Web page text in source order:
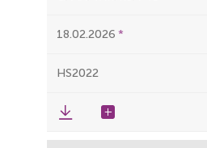
18.02.2026
HS2022